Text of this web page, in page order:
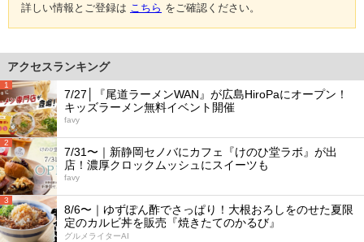
詳しい情報とご登録は こちら をご確認ください。
アクセスランキング
1
7/27│『尾道ラーメンWAN』が広島HiroPaにオープン！
キッズラーメン無料イベント開催
favy
2
7/31〜｜新静岡セノバにカフェ『けのひ堂ラボ』が出
店！濃厚クロックムッシュにスイーツも
favy
3
8/6〜｜ゆずぽん酢でさっぱり！大根おろしをのせた夏限
定のカルビ丼を販売『焼きたてのかるび』
グルメライターAI